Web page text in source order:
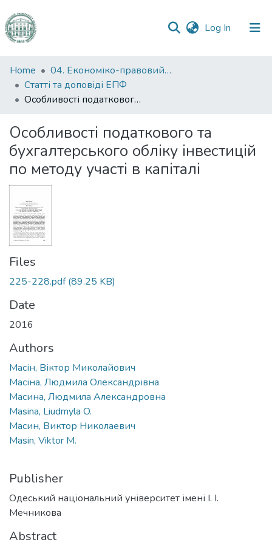
Log In (current)
Communities
&
Collections
Statistics
Home
04. Економіко-правовий факультет
Статті та доповіді ЕПФ
Особливості податкового та бухгалтерського обліку інвестицій по методу участі в капіталі
Особливості податкового та
бухгалтерського обліку інвестицій
по методу участі в капіталі
Files
225-228.pdf(89.25 KB)
Date
2016
Authors
Масін, Віктор Миколайович
Масіна, Людмила Олександрівна
Масина, Людмила Александровна
Masina, Liudmyla O.
Масин, Виктор Николаевич
Masin, Viktor M.
Publisher
Одеський національний університет імені І. І.
Мечникова
Abstract